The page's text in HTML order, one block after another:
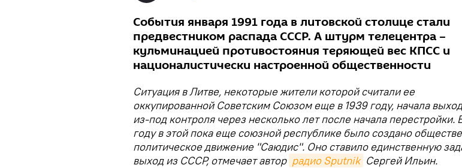
События января 1991 года в литовской столице стали
предвестником распада СССР. А штурм телецентра –
кульминацией противостояния теряющей вес КПСС и
националистически настроенной общественности
Ситуация в Литве, некоторые жители которой считали ее
оккупированной Советским Союзом еще в 1939 году, начала
из-под контроля через несколько лет после начала перестройки.
году в этой пока еще союзной республике было создано
политическое движение "Саюдис". Оно ставило единственную
выход из СССР, отмечает автор радио Sputnik Сергей Ильин.